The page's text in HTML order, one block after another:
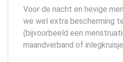
Voor de nacht en hevige
we wel extra bescherming
(bijvoorbeeld een
maandverband of